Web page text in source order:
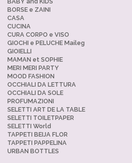
BORSE e ZAINI
CASA
CUCINA
CURA CORPO e VISO
GIOCHI e PELUCHE Maileg
GIOIELLI
MAMAN et SOPHIE
MERI MERI PARTY
MOOD FASHION
OCCHIALI DA LETTURA
OCCHIALI DA SOLE
PROFUMAZIONI
SELETTI ART DE LA TABLE
SELETTI TOILETPAPER
SELETTI World
TAPPETI BEIJA FLOR
TAPPETI PAPPELINA
URBAN BOTTLES